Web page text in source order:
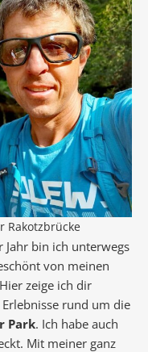
Rakotzbrücke
Jahr bin ich unterwegs
von meinen
zeige ich dir
rund um die
Park. Ich habe auch
Mit meiner ganz